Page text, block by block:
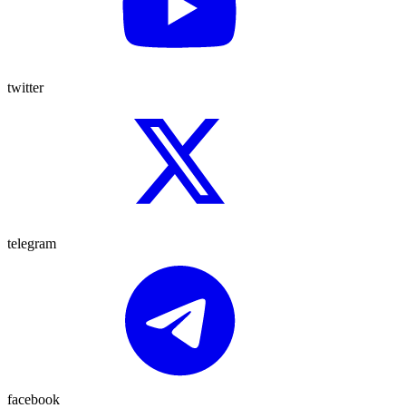
twitter
telegram
facebook